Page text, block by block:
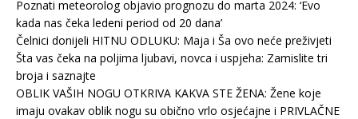
Poznati meteorolog objavio prognozu do marta 2024: ‘Evo
kada nas čeka ledeni period od 20 dana’
Čelnici donijeli HITNU ODLUKU: Maja i Ša ovo neće preživjeti
Šta vas čeka na poljima ljubavi, novca i uspjeha: Zamislite tri
broja i saznajte
OBLIK VAŠIH NOGU OTKRIVA KAKVA STE ŽENA: Žene koje
imaju ovakav oblik nogu su obično vrlo osjećajne i PRIVLAČNE